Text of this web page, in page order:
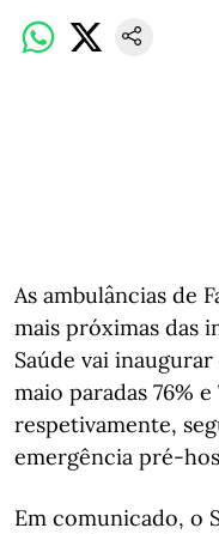
As ambulâncias de
mais próximas das
Saúde vai
maio paradas 76%
respetivamente,
emergência pré-
Em comunicado, o